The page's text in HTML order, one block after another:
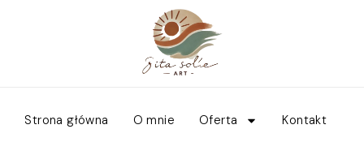
Strona główna O mnie Oferta Kontakt